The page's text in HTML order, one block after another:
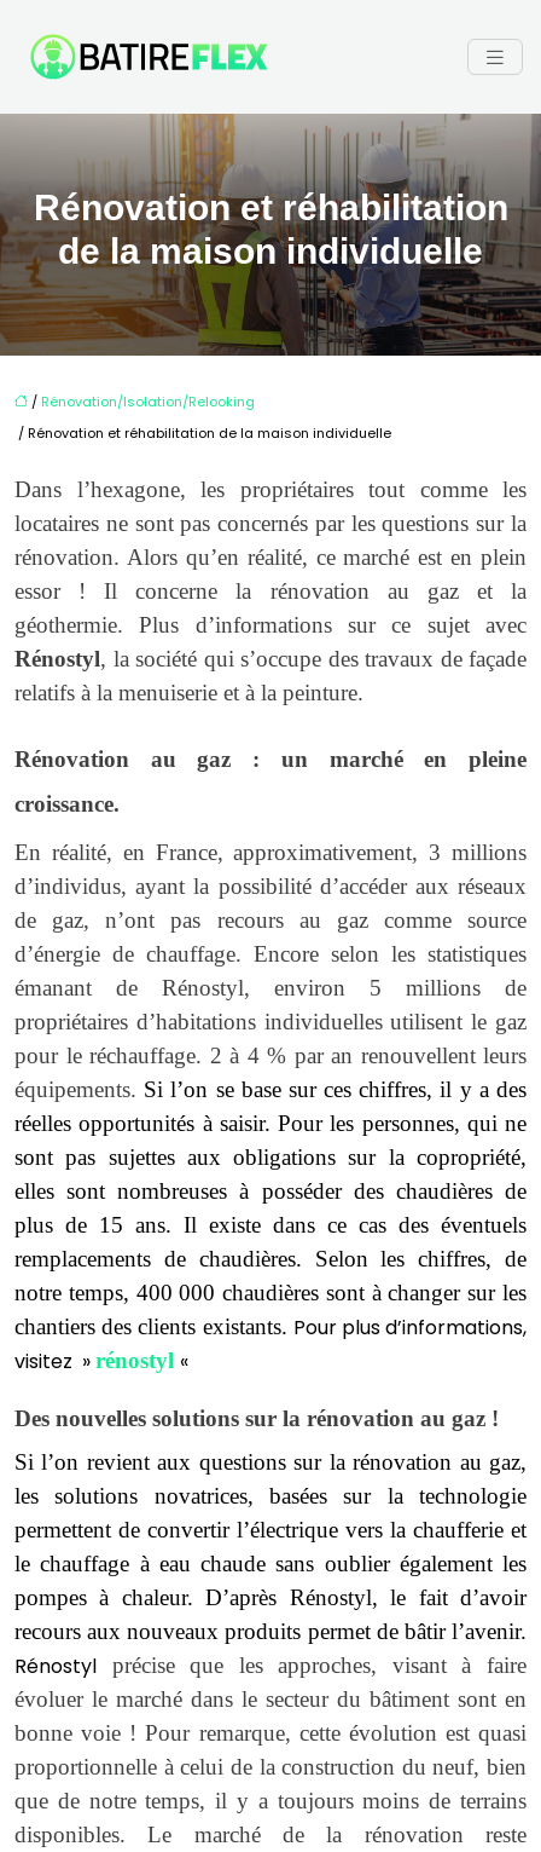
Rénovation et réhabilitation
de la maison individuelle
/ Rénovation/Isolation/Relooking
/ Rénovation et réhabilitation de la maison individuelle
Dans l’hexagone, les propriétaires tout comme les
locataires ne sont pas concernés par les questions sur la
rénovation. Alors qu’en réalité, ce marché est en plein
essor ! Il concerne la rénovation au gaz et la
géothermie. Plus d’informations sur ce sujet avec
Rénostyl, la société qui s’occupe des travaux de façade
relatifs à la menuiserie et à la peinture.
Rénovation au gaz : un marché en pleine
croissance.
En réalité, en France, approximativement, 3 millions
d’individus, ayant la possibilité d’accéder aux réseaux
de gaz, n’ont pas recours au gaz comme source
d’énergie de chauffage. Encore selon les statistiques
émanant de Rénostyl, environ 5 millions de
propriétaires d’habitations individuelles utilisent le gaz
pour le réchauffage. 2 à 4 % par an renouvellent leurs
équipements. Si l’on se base sur ces chiffres, il y a des
réelles opportunités à saisir. Pour les personnes, qui ne
sont pas sujettes aux obligations sur la copropriété,
elles sont nombreuses à posséder des chaudières de
plus de 15 ans. Il existe dans ce cas des éventuels
remplacements de chaudières. Selon les chiffres, de
notre temps, 400 000 chaudières sont à changer sur les
chantiers des clients existants. Pour plus d’informations,
visitez »rénostyl «
Des nouvelles solutions sur la rénovation au gaz !
Si l’on revient aux questions sur la rénovation au gaz,
les solutions novatrices, basées sur la technologie
permettent de convertir l’électrique vers la chaufferie et
le chauffage à eau chaude sans oublier également les
pompes à chaleur. D’après Rénostyl, le fait d’avoir
recours aux nouveaux produits permet de bâtir l’avenir.
Rénostyl précise que les approches, visant à faire
évoluer le marché dans le secteur du bâtiment sont en
bonne voie ! Pour remarque, cette évolution est quasi
proportionnelle à celui de la construction du neuf, bien
que de notre temps, il y a toujours moins de terrains
disponibles. Le marché de la rénovation reste